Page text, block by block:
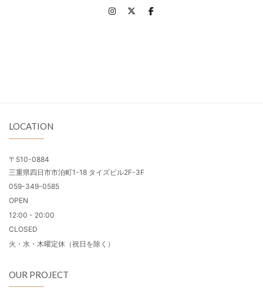
LOCATION
〒510-0884
三重県四日市市泊町1-18 タイズビル2F-3F
059-349-0585
OPEN
12:00 - 20:00
CLOSED
火・水・木曜定休（祝日を除く）
OUR PROJECT